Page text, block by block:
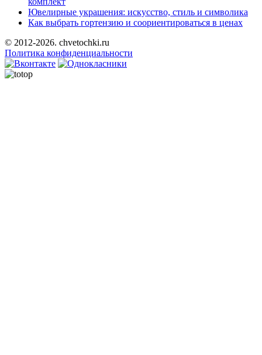
Ювелирные украшения: искусство, стиль и символика
Как выбрать гортензию и соориентироваться в ценах
© 2012-2026. chvetochki.ru
Политика конфиденциальности